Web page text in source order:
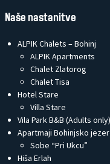
Naše nastanitve
ALPIK Chalets – Bohinj
ALPIK Apartments
Chalet Zlatorog
Chalet Tisa
Hotel Stare
Villa Stare
Vila Park B&B (Adults only)
Apartmaji Bohinjsko
Sobe “Pri Ukcu”
Hiša Erlah